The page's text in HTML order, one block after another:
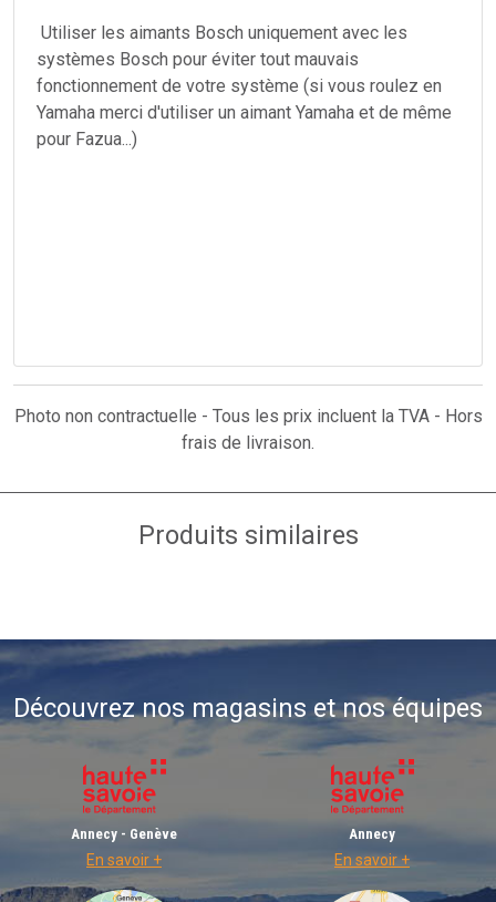
Utiliser les aimants Bosch uniquement avec les
systèmes Bosch pour éviter tout mauvais
fonctionnement de votre système (si vous roulez en
Yamaha merci d'utiliser un aimant Yamaha et de même
pour Fazua...)
Photo non contractuelle - Tous les prix incluent la TVA - Hors
frais de livraison.
Produits similaires
Découvrez nos magasins et nos équipes
Annecy - Genève
En savoir +
Annecy
En savoir +